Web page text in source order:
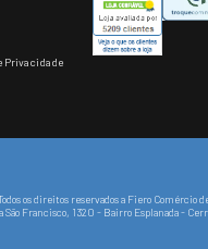
Privacidade
os direitos reservados a Fiero Comércio
São Francisco, 1320 - Bairro Esplanada -